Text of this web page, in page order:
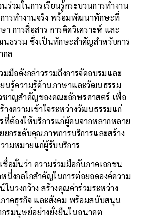
ร่วมในการเรียนรู้กระบวนการทำงาน
ารทำงานจริง พร้อมพัฒนาทักษะที่
า การสื่อสาร การคิดวิเคราะห์ และ
นธรรม ซึ่งเป็นทักษะสำคัญสำหรับการ
กล
มมือดังกล่าวรวมถึงการจัดอบรมและ
ยนรู้ความรู้ด้านภาษาและวัฒนธรรม
ชาญสำคัญของคณะอักษรศาสตร์ เพื่อ
างความเข้าใจระหว่างวัฒนธรรมแก่
ที่ต้องให้บริการแก่ผู้คนจากหลากหลาย
ยกระดับคุณภาพการบริการและสร้าง
ามหมายแก่ผู้รับบริการ
อมั่นว่า ความร่วมมือกับภาคเอกชน
นึ่งกลไกสำคัญในการต่อยอดองค์ความ
ในวงกว้าง สร้างคุณค่าร่วมระหว่าง
าคธุรกิจ และสังคม พร้อมสนับสนุน
รมนุษย์อย่างยั่งยืนในอนาคต